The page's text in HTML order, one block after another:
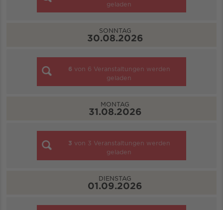
geladen
SONNTAG
30.08.2026
6 von 6 Veranstaltungen werden
geladen
MONTAG
31.08.2026
3 von 3 Veranstaltungen werden
geladen
DIENSTAG
01.09.2026